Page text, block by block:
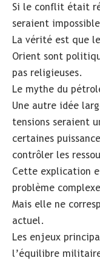
Si le conflit était
seraient
La vérité est que
Orient sont
pas religieuses.
Le mythe du
Une autre idée
tensions seraient
certaines
contrôler les
Cette explication
problème
Mais elle ne
actuel.
Les enjeux
l’équilibre